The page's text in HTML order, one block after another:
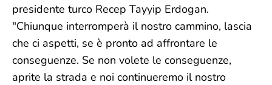
presidente turco Recep Tayyip Erdogan.
"Chiunque interromperà il nostro cammino, lascia
che ci aspetti, se è pronto ad affrontare le
conseguenze. Se non volete le conseguenze,
aprite la strada e noi continueremo il nostro